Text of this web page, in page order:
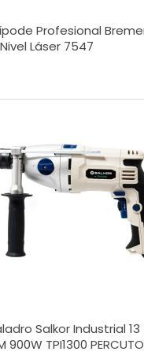
Profesional
Láser 7547
Salkor Industrial 13
900W TPI1300